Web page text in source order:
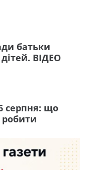
батьки
ВІДЕО
серпня: що
робити